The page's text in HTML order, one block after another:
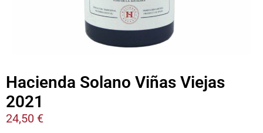
Hacienda Solano Viñas Viejas
2021
24,50 €